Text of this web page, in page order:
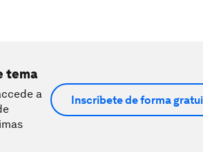
tema
a
Inscríbete de forma